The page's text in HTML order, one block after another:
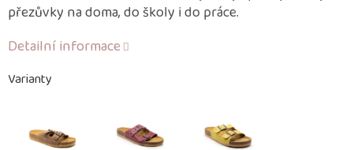
Varianty
přezůvky na doma, do školy i do práce.
Detailní informace